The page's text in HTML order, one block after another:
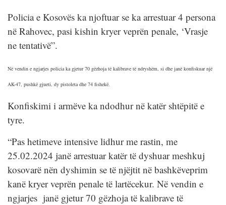
Policia e Kosovës ka njoftuar se ka arrestuar 4 persona
në Rahovec, pasi kishin kryer veprën penale, ‘Vrasje
ne tentativë”.
Në vendin e ngjarjes policia ka gjetur 70 gëzhoja të kalibrave të ndryshëm, si dhe janë konfiskuar një
AK-47, pushkë gjueti, dy pistoleta dhe 74 fishekë.
Konfiskimi i armëve ka ndodhur në katër shtëpitë e
tyre.
“Pas hetimeve intensive lidhur me rastin, me
25.02.2024 janë arrestuar katër të dyshuar meshkuj
kosovarë nën dyshimin se të njëjtit në bashkëveprim
kanë kryer veprën penale të lartëcekur. Në vendin e
ngjarjes janë gjetur 70 gëzhoja të kalibrave të